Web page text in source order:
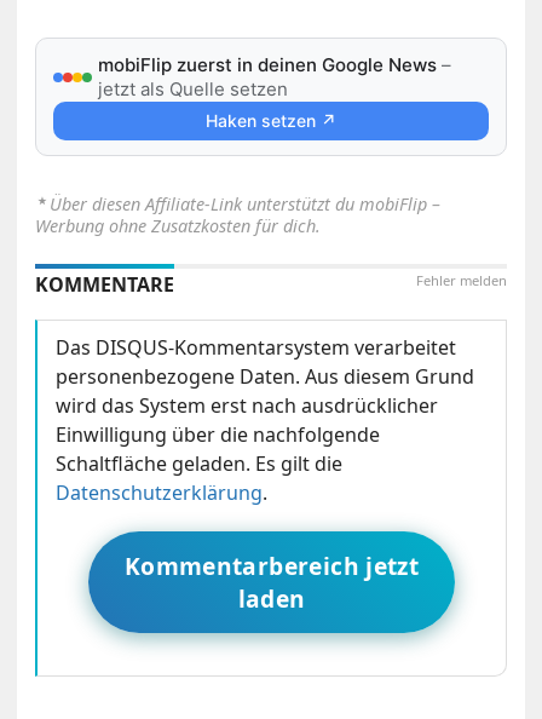
mobiFlip zuerst in deinen Google News –
jetzt als Quelle setzen
Haken setzen ↗
⋆ Über diesen Affiliate-Link unterstützt du mobiFlip –
Werbung ohne Zusatzkosten für dich.
Fehler melden
KOMMENTARE
Das DISQUS-Kommentarsystem verarbeitet
personenbezogene Daten. Aus diesem Grund
wird das System erst nach ausdrücklicher
Einwilligung über die nachfolgende
Schaltfläche geladen. Es gilt die
Datenschutzerklärung.
Kommentarbereich jetzt
laden